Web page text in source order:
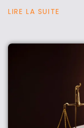
LIRE LA SUITE